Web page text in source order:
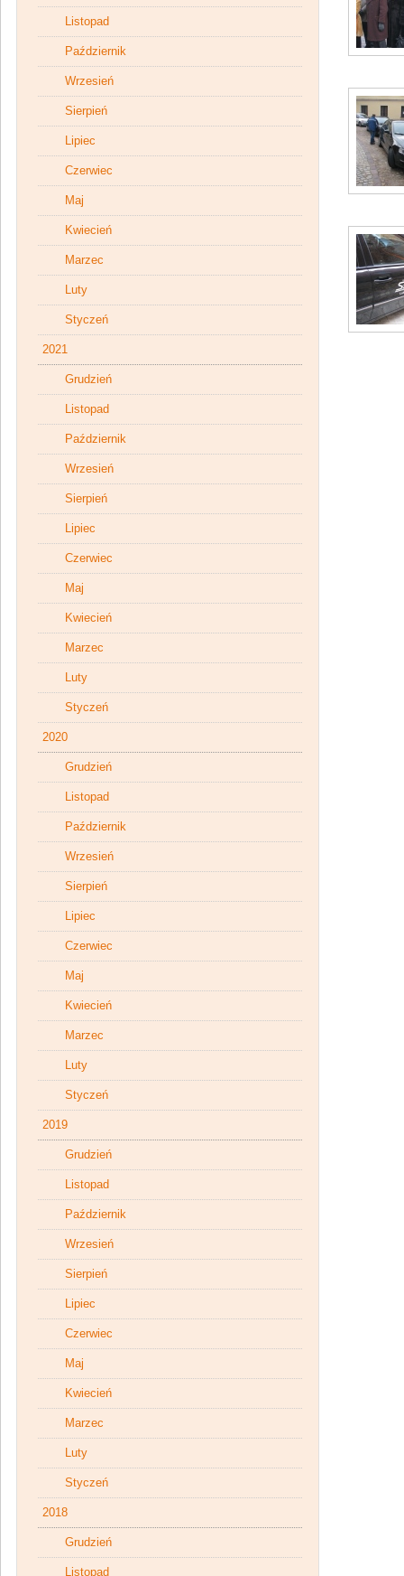
Listopad
Październik
Wrzesień
Sierpień
Lipiec
Czerwiec
Maj
Kwiecień
Marzec
Luty
Styczeń
2021
Grudzień
Listopad
Październik
Wrzesień
Sierpień
Lipiec
Czerwiec
Maj
Kwiecień
Marzec
Luty
Styczeń
2020
Grudzień
Listopad
Październik
Wrzesień
Sierpień
Lipiec
Czerwiec
Maj
Kwiecień
Marzec
Luty
Styczeń
2019
Grudzień
Listopad
Październik
Wrzesień
Sierpień
Lipiec
Czerwiec
Maj
Kwiecień
Marzec
Luty
Styczeń
2018
Grudzień
Listopad